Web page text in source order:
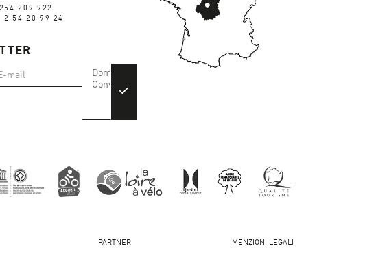
209 922
2 54 20 99 24
PARTNER MENZIONI LEGALI